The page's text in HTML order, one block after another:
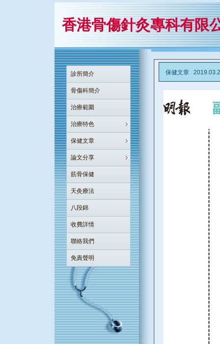
香港骨傷針灸專科有限
保健文章
診所簡介
骨傷科簡介
治療範圍
治療特色
保健文章
論文分享
筋骨保健
天灸療法
八段錦
收費詳情
聯絡我們
免責聲明